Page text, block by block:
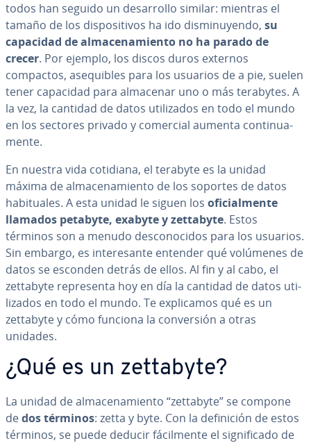
todos han seguido un de­sa­rro­llo similar: mientras el
tamaño de los di­s­po­si­ti­vos ha ido di­s­mi­nu­ye­n­do, su
capacidad de al­ma­ce­na­mie­n­to no ha parado de
crecer. Por ejemplo, los discos duros externos
compactos, ase­qui­bles para los usuarios de a pie, suelen
tener capacidad para almacenar uno o más terabytes. A
la vez, la cantidad de datos uti­li­za­dos en todo el mundo
en los sectores privado y comercial aumenta co­n­ti­nua­
me­n­te.
En nuestra vida cotidiana, el terabyte es la unidad
máxima de al­ma­ce­na­mie­n­to de los soportes de datos
ha­bi­tua­les. A esta unidad le siguen los ofi­cia­l­me­n­te
llamados petabyte, exabyte y zettabyte. Estos
términos son a menudo de­s­co­no­ci­dos para los usuarios.
Sin embargo, es in­te­re­sa­n­te entender qué volúmenes de
datos se esconden detrás de ellos. Al fin y al cabo, el
zettabyte re­pre­se­n­ta hoy en día la cantidad de datos uti­
li­za­dos en todo el mundo. Te ex­pli­ca­mos qué es un
zettabyte y cómo funciona la co­n­ve­r­sión a otras
unidades.
¿Qué es un zettabyte?
La unidad de al­ma­ce­na­mie­n­to “zettabyte” se compone
dedos términos: zetta y byte. Con la de­fi­ni­ción de estos
términos, se puede deducir fá­ci­l­me­n­te el si­g­ni­fi­ca­do de